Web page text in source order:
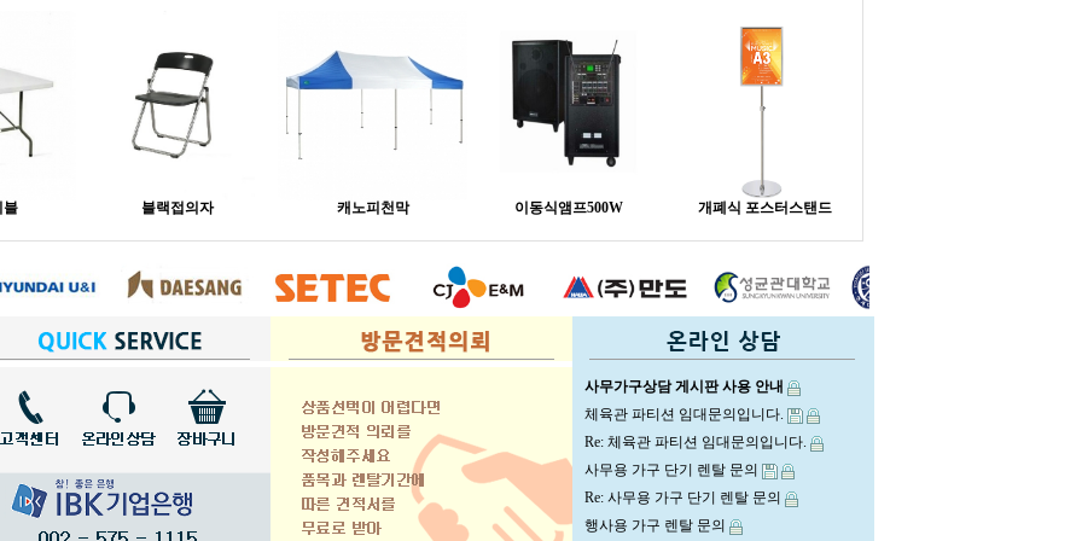
블 블랙접의자 캐노피천막 이동식앰프500W 개폐식 포스터스탠드
사무가구상담 게시판 사용 안내
체육관 파티션 임대문의입니다.
Re: 체육관 파티션 임대문의입니다.
사무용 가구 단기 렌탈 문의
Re: 사무용 가구 단기 렌탈 문의
행사용 가구 렌탈 문의